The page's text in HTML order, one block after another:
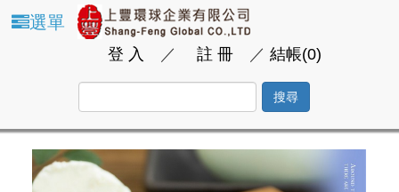
選單
登 入
／ 註 冊 ／ 結帳(0)
搜尋